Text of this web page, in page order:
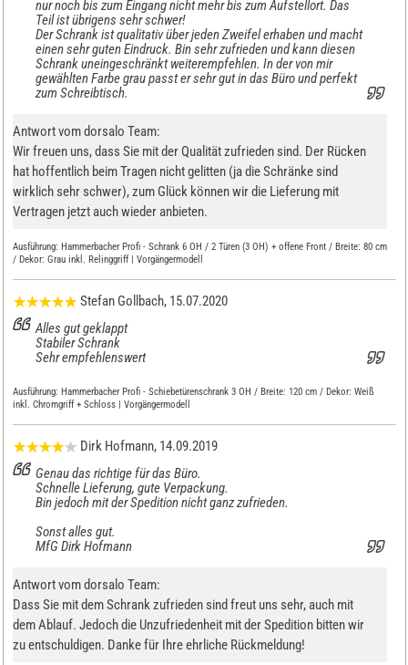
nur noch bis zum Eingang nicht mehr bis zum Aufstellort. Das
Teil ist übrigens sehr schwer!
Der Schrank ist qualitativ über jeden Zweifel erhaben und macht
einen sehr guten Eindruck. Bin sehr zufrieden und kann diesen
Schrank uneingeschränkt weiterempfehlen. In der von mir
gewählten Farbe grau passt er sehr gut in das Büro und perfekt
zum Schreibtisch.
Antwort vom dorsalo Team:
Wir freuen uns, dass Sie mit der Qualität zufrieden sind. Der Rücken
hat hoffentlich beim Tragen nicht gelitten (ja die Schränke sind
wirklich sehr schwer), zum Glück können wir die Lieferung mit
Vertragen jetzt auch wieder anbieten.
Ausführung: Hammerbacher Profi - Schrank 6 OH / 2 Türen (3 OH) + offene Front / Breite: 80 cm
/ Dekor: Grau inkl. Relinggriff | Vorgängermodell
Stefan Gollbach, 15.07.2020
Alles gut geklappt
Stabiler Schrank
Sehr empfehlenswert
Ausführung: Hammerbacher Profi - Schiebetürenschrank 3 OH / Breite: 120 cm / Dekor: Weiß
inkl. Chromgriff + Schloss | Vorgängermodell
Dirk Hofmann, 14.09.2019
Genau das richtige für das Büro.
Schnelle Lieferung, gute Verpackung.
Bin jedoch mit der Spedition nicht ganz zufrieden.
Sonst alles gut.
MfG Dirk Hofmann
Antwort vom dorsalo Team:
Dass Sie mit dem Schrank zufrieden sind freut uns sehr, auch mit
dem Ablauf. Jedoch die Unzufriedenheit mit der Spedition bitten wir
zu entschuldigen. Danke für Ihre ehrliche Rückmeldung!